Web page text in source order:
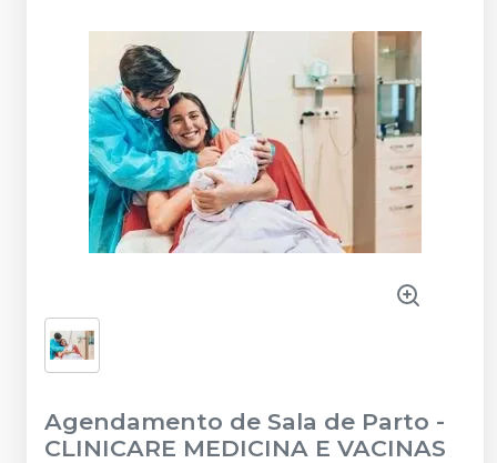
Agendamento de Sala de Parto -
CLINICARE MEDICINA E VACINAS